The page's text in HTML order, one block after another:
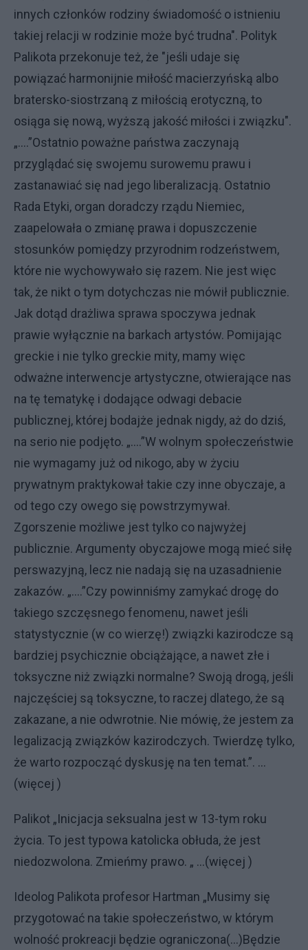
innych członków rodziny świadomość o istnieniu
takiej relacji w rodzinie może być trudna". Polityk
Palikota przekonuje też, że "jeśli udaje się
powiązać harmonijnie miłość macierzyńską albo
bratersko-siostrzaną z miłością erotyczną, to
osiąga się nową, wyższą jakość miłości i związku".
„....”Ostatnio poważne państwa zaczynają
przyglądać się swojemu surowemu prawu i
zastanawiać się nad jego liberalizacją. Ostatnio
Rada Etyki, organ doradczy rządu Niemiec,
zaapelowała o zmianę prawa i dopuszczenie
stosunków pomiędzy przyrodnim rodzeństwem,
które nie wychowywało się razem. Nie jest więc
tak, że nikt o tym dotychczas nie mówił publicznie.
Jak dotąd drażliwa sprawa spoczywa jednak
prawie wyłącznie na barkach artystów. Pomijając
greckie i nie tylko greckie mity, mamy więc
odważne interwencje artystyczne, otwierające nas
na tę tematykę i dodające odwagi debacie
publicznej, której bodajże jednak nigdy, aż do dziś,
na serio nie podjęto. „....”W wolnym społeczeństwie
nie wymagamy już od nikogo, aby w życiu
prywatnym praktykował takie czy inne obyczaje, a
od tego czy owego się powstrzymywał.
Zgorszenie możliwe jest tylko co najwyżej
publicznie. Argumenty obyczajowe mogą mieć siłę
perswazyjną, lecz nie nadają się na uzasadnienie
zakazów. „....”Czy powinniśmy zamykać drogę do
takiego szczęsnego fenomenu, nawet jeśli
statystycznie (w co wierzę!) związki kazirodcze są
bardziej psychicznie obciążające, a nawet złe i
toksyczne niż związki normalne? Swoją drogą, jeśli
najczęściej są toksyczne, to raczej dlatego, że są
zakazane, a nie odwrotnie. Nie mówię, że jestem za
legalizacją związków kazirodczych. Twierdzę tylko,
że warto rozpocząć dyskusję na ten temat.”. ...
(więcej )
Palikot „Inicjacja seksualna jest w 13-tym roku
życia. To jest typowa katolicka obłuda, że jest
niedozwolona. Zmieńmy prawo. „ ...(więcej )
Ideolog Palikota profesor Hartman „Musimy się
przygotować na takie społeczeństwo, w którym
wolność prokreacji będzie ograniczona(...)Będzie